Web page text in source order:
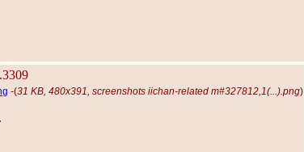
-(31 KB, 480x391, screenshots iichan-related m#327812,1(...).png)